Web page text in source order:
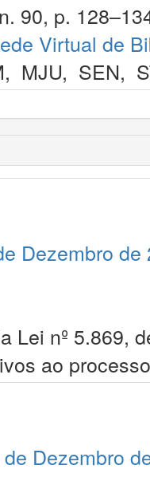
90, p.
Virtual de
, MJU, SEN,
Dezembro de
Lei nº 5.869,
ao
Dezembro